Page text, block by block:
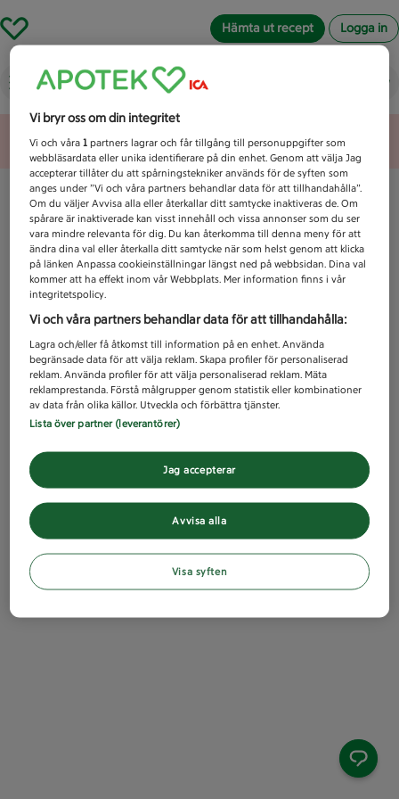
Hämta ut recept Logga in
Vad letar du efter idag?
Unknown error
Vi bryr oss om din integritet
Vi och våra1 partners lagrar och får tillgång till personuppgifter som
webbläsardata eller unika identifierare på din enhet. Genom att välja Jag
accepterar tillåter du att spårningstekniker används för de syften som
anges under ”Vi och våra partners behandlar data för att tillhandahålla”.
Om du väljer Avvisa alla eller återkallar ditt samtycke inaktiveras de. Om
spårare är inaktiverade kan visst innehåll och vissa annonser som du ser
vara mindre relevanta för dig. Du kan återkomma till denna meny för att
ändra dina val eller återkalla ditt samtycke när som helst genom att klicka
på länken Anpassa cookieinställningar längst ned på webbsidan. Dina val
kommer att ha effekt inom vår Webbplats. Mer information finns i vår
integritetspolicy.
Vi och våra partners behandlar data för att tillhandahålla:
Lagra och/eller få åtkomst till information på en enhet. Använda
begränsade data för att välja reklam. Skapa profiler för personaliserad
reklam. Använda profiler för att välja personaliserad reklam. Mäta
reklamprestanda. Förstå målgrupper genom statistik eller kombinationer
av data från olika källor. Utveckla och förbättra tjänster.
Lista över partner (leverantörer)
Avvisa alla
Jag accepterar
Visa syften